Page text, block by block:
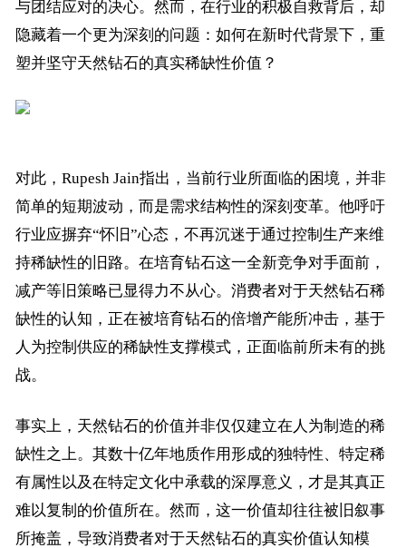
与团结应对的决心。然而，在行业的积极自救背后，却
隐藏着一个更为深刻的问题：如何在新时代背景下，重
塑并坚守天然钻石的真实稀缺性价值？
对此，Rupesh Jain指出，当前行业所面临的困境，并非
简单的短期波动，而是需求结构性的深刻变革。他呼吁
行业应摒弃“怀旧”心态，不再沉迷于通过控制生产来维
持稀缺性的旧路。在培育钻石这一全新竞争对手面前，
减产等旧策略已显得力不从心。消费者对于天然钻石稀
缺性的认知，正在被培育钻石的倍增产能所冲击，基于
人为控制供应的稀缺性支撑模式，正面临前所未有的挑
战。
事实上，天然钻石的价值并非仅仅建立在人为制造的稀
缺性之上。其数十亿年地质作用形成的独特性、特定稀
有属性以及在特定文化中承载的深厚意义，才是其真正
难以复制的价值所在。然而，这一价值却往往被旧叙事
所掩盖，导致消费者对于天然钻石的真实价值认知模